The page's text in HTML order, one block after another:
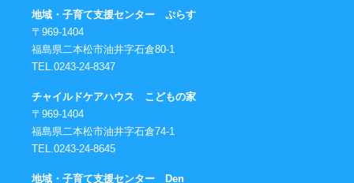
地域・子育て支援センター ぷらす
〒969-1404
福島県二本松市油井字石倉80-1
TEL.0243-24-8347
チャイルドケアハウス こどもの家
〒969-1404
福島県二本松市油井字石倉74-1
TEL.0243-24-8645
地域・子育て支援センター Den